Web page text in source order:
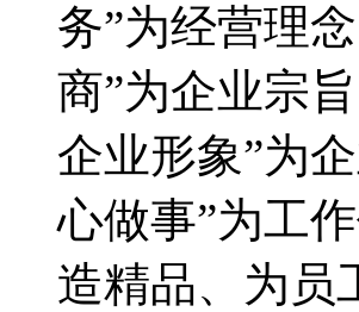
务”为经营理
商”为企业宗
企业形象”为
心做事”为工
造精品、为员